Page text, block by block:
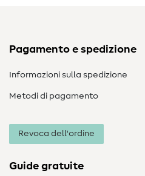
Pagamento e spedizione
Informazioni sulla spedizione
Metodi di pagamento
Revoca dell'ordine
Guide gratuite